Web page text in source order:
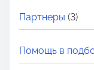
Партнеры (3)
Помощь в